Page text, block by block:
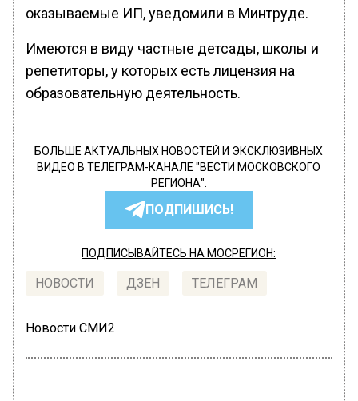
оказываемые ИП, уведомили в Минтруде.
Имеются в виду частные детсады, школы и
репетиторы, у которых есть лицензия на
образовательную деятельность.
БОЛЬШЕ АКТУАЛЬНЫХ НОВОСТЕЙ И ЭКСКЛЮЗИВНЫХ
ВИДЕО В ТЕЛЕГРАМ-КАНАЛЕ "ВЕСТИ МОСКОВСКОГО
РЕГИОНА".
ПОДПИШИСЬ!
ПОДПИСЫВАЙТЕСЬ НА МОСРЕГИОН:
НОВОСТИ ДЗЕН ТЕЛЕГРАМ
Новости СМИ2